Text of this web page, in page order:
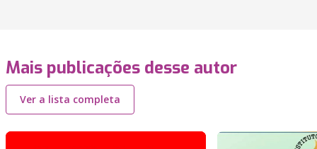
Mais publicações desse autor
Ver a lista completa